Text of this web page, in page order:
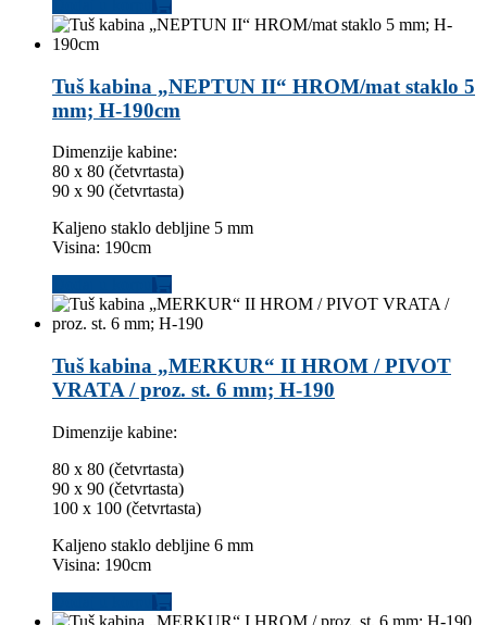
Tuš kabina „NEPTUN II“ HROM/mat staklo 5
mm; H-190cm
Dimenzije kabine:
80 x 80 (četvrtasta)
90 x 90 (četvrtasta)
Kaljeno staklo debljine 5 mm
Visina: 190cm
Tuš kabina „MERKUR“ II HROM / PIVOT
VRATA / proz. st. 6 mm; H-190
Dimenzije kabine:
80 x 80 (četvrtasta)
90 x 90 (četvrtasta)
100 x 100 (četvrtasta)
Kaljeno staklo debljine 6 mm
Visina: 190cm